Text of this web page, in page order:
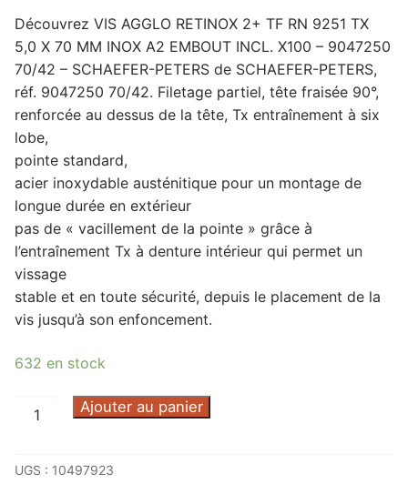
Découvrez VIS AGGLO RETINOX 2+ TF RN 9251 TX
5,0 X 70 MM INOX A2 EMBOUT INCL. X100 – 9047250
70/42 – SCHAEFER-PETERS de SCHAEFER-PETERS,
réf. 9047250 70/42. Filetage partiel, tête fraisée 90°,
renforcée au dessus de la tête, Tx entraînement à six
lobe,
pointe standard,
acier inoxydable austénitique pour un montage de
longue durée en extérieur
pas de « vacillement de la pointe » grâce à
l’entraînement Tx à denture intérieur qui permet un
vissage
stable et en toute sécurité, depuis le placement de la
vis jusqu’à son enfoncement.
632 en stock
quantité
AGGLO
Ajouter au panier
UGS : 10497923